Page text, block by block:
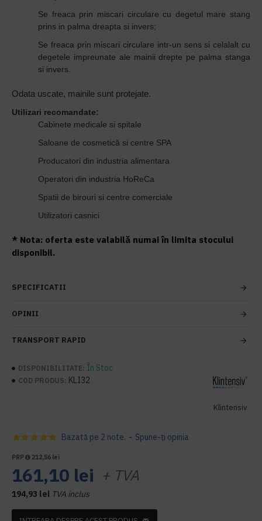
Se freaca prin miscari circulare cu degetul mare stang
prins in palma dreapta si invers;
Se freaca prin miscari circulare intr-un sens si celalalt cu
degetele impreunate ale mainii drepte pe palma stanga
si invers.
Odata uscate, mainile sunt protejate.
Utilizari recomandate:
Cabinete medicale si spitale
Saloane de cosmetică si centre SPA
Producatori din industria alimentara
Operatori din industria HoReCa
Spatii de birouri si centre comerciale
Utilizatori casnici
* Nota: oferta este valabilă numai în limita stocului
disponibil.
SPECIFICATII
OPINII
TRANSPORT RAPID
DISPONIBILITATE: În Stoc
COD PRODUS: KLI32
Klintensiv
Bazată pe 2 note. - Spune-ţi opinia
PRP 212,56 lei
161,10 lei + TVA
194,93 lei TVA inclus